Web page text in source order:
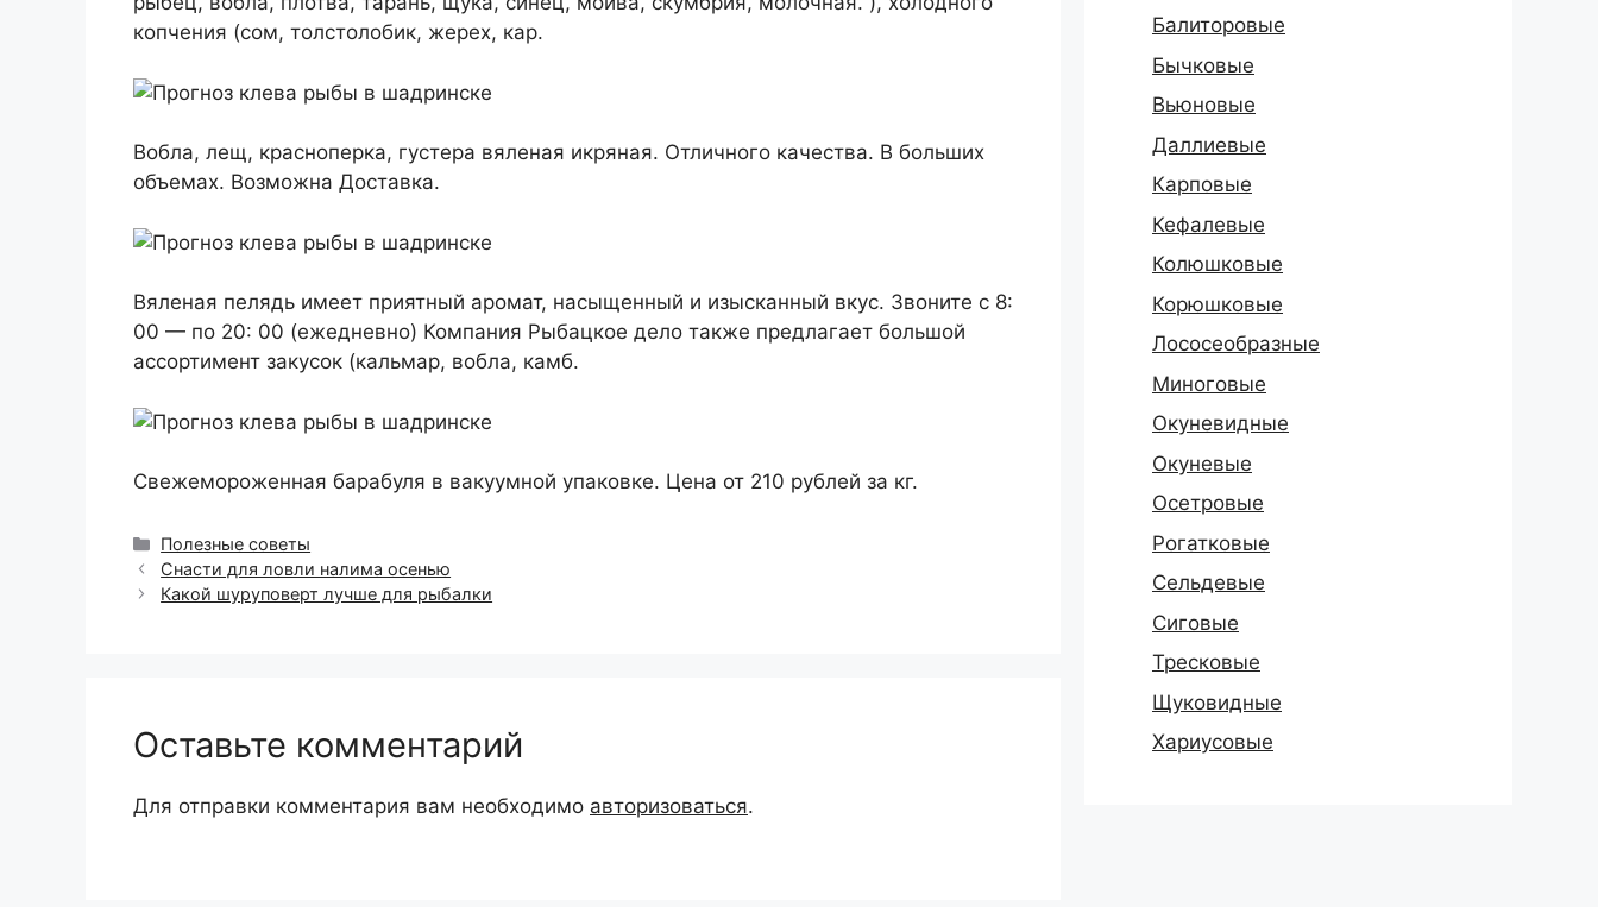
копчения (сом, толстолобик, жерех, кар.
Вобла, лещ, красноперка, густера вяленая икряная. Отличного качества. В больших
объемах. Возможна Доставка.
Вяленая пелядь имеет приятный аромат, насыщенный и изысканный вкус. Звоните с 8:
00 — по 20: 00 (ежедневно) Компания Рыбацкое дело также предлагает большой
ассортимент закусок (кальмар, вобла, камб.
Свежемороженная барабуля в вакуумной упаковке. Цена от 210 рублей за кг.
Рубрики
Полезные советы
Снасти для ловли налима осенью
Какой шуруповерт лучше для рыбалки
Оставьте комментарий
Для отправки комментария вам необходимо авторизоваться.
Балиторовые
Бычковые
Вьюновые
Даллиевые
Карповые
Кефалевые
Колюшковые
Корюшковые
Лососеобразные
Миноговые
Окуневидные
Окуневые
Осетровые
Рогатковые
Сельдевые
Сиговые
Тресковые
Щуковидные
Хариусовые